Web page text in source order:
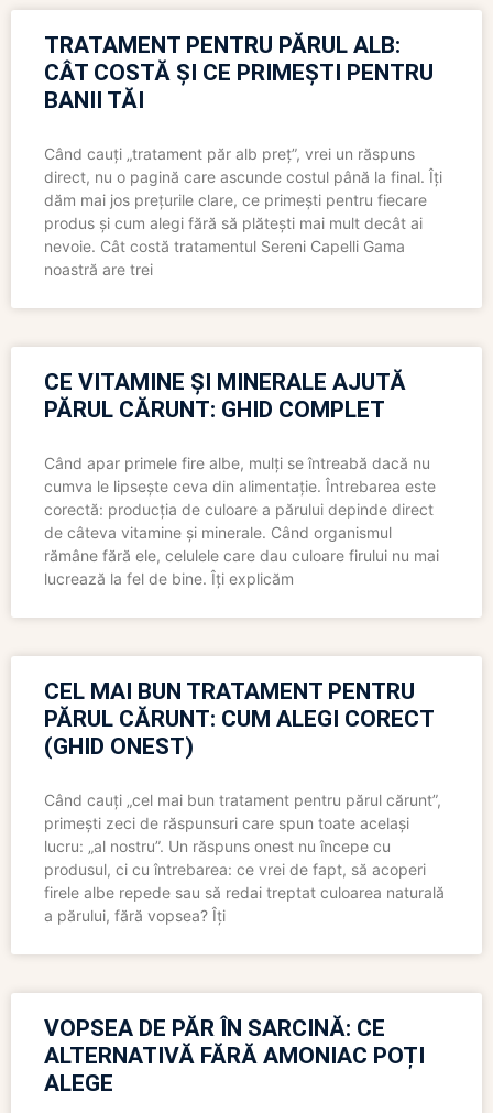
TRATAMENT PENTRU PĂRUL ALB:
CÂT COSTĂ ȘI CE PRIMEȘTI PENTRU
BANII TĂI
Când cauți „tratament păr alb preț”, vrei un răspuns
direct, nu o pagină care ascunde costul până la final. Îți
dăm mai jos prețurile clare, ce primești pentru fiecare
produs și cum alegi fără să plătești mai mult decât ai
nevoie. Cât costă tratamentul Sereni Capelli Gama
noastră are trei
CE VITAMINE ȘI MINERALE AJUTĂ
PĂRUL CĂRUNT: GHID COMPLET
Când apar primele fire albe, mulți se întreabă dacă nu
cumva le lipsește ceva din alimentație. Întrebarea este
corectă: producția de culoare a părului depinde direct
de câteva vitamine și minerale. Când organismul
rămâne fără ele, celulele care dau culoare firului nu mai
lucrează la fel de bine. Îți explicăm
CEL MAI BUN TRATAMENT PENTRU
PĂRUL CĂRUNT: CUM ALEGI CORECT
(GHID ONEST)
Când cauți „cel mai bun tratament pentru părul cărunt”,
primești zeci de răspunsuri care spun toate același
lucru: „al nostru”. Un răspuns onest nu începe cu
produsul, ci cu întrebarea: ce vrei de fapt, să acoperi
firele albe repede sau să redai treptat culoarea naturală
a părului, fără vopsea? Îți
VOPSEA DE PĂR ÎN SARCINĂ: CE
ALTERNATIVĂ FĂRĂ AMONIAC POȚI
ALEGE